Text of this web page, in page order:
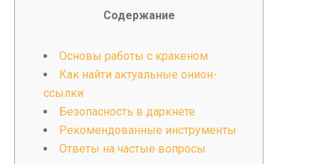
Содержание
Основы работы с кракеном
Как найти актуальные онион-
ссылки
Безопасность в даркнете
Рекомендованные инструменты
Ответы на частые вопросы